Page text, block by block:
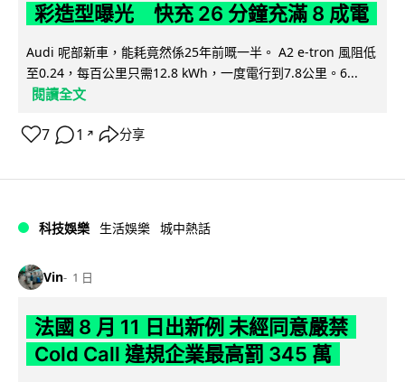
彩造型曝光 快充 26 分鐘充滿 8 成電
Audi 呢部新車，能耗竟然係25年前嘅一半。 A2 e-tron 風阻低
至0.24，每百公里只需12.8 kWh，一度電行到7.8公里。6...
閱讀全文
7 1 ↗ 分享
科技娛樂 生活娛樂 城中熱話
Vin 1 日
法國 8 月 11 日出新例 未經同意嚴禁
Cold Call 違規企業最高罰 345 萬